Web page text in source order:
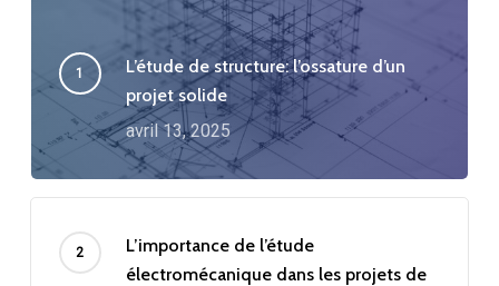
L’étude de structure: l’ossature d’un
projet solide
avril 13, 2025
L’importance de l’étude
électromécanique dans les projets de